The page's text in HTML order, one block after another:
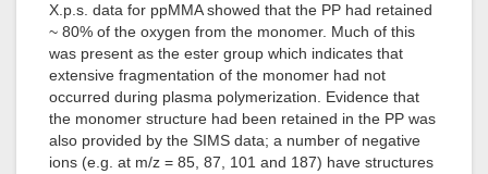
X.p.s. data for ppMMA showed that the PP had retained
~ 80% of the oxygen from the monomer. Much of this
was present as the ester group which indicates that
extensive fragmentation of the monomer had not
occurred during plasma polymerization. Evidence that
the monomer structure had been retained in the PP was
also provided by the SIMS data; a number of negative
ions (e.g. at m/z = 85, 87, 101 and 187) have structures